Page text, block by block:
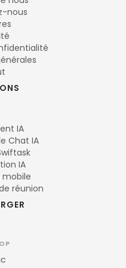
nous
IA
Chat IA
IA
mobile
réunion